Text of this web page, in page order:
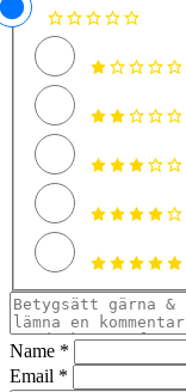
Name *
Email *